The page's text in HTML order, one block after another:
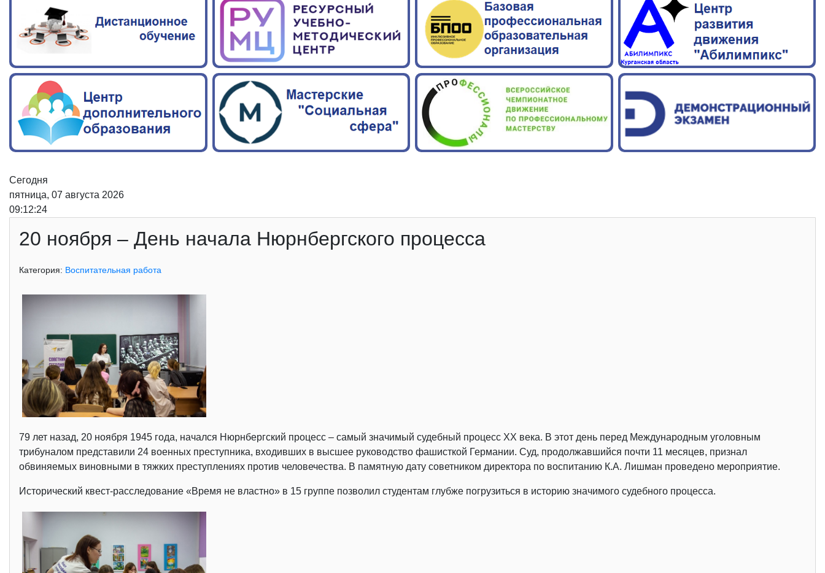
Сегодня
пятница, 07 августа 2026
09:12:25
20 ноября – День начала Нюрнбергского процесса
Категория: Воспитательная работа
79 лет назад, 20 ноября 1945 года, начался Нюрнбергский процесс – самый значимый судебный процесс ХХ века. В этот день перед Международным уголовным
трибуналом представили 24 военных преступника, входивших в высшее руководство фашисткой Германии. Суд, продолжавшийся почти 11 месяцев, признал
обвиняемых виновными в тяжких преступлениях против человечества. В памятную дату советником директора по воспитанию К.А. Лишман проведено мероприятие.
Исторический квест-расследование «Время не властно» в 15 группе позволил студентам глубже погрузиться в историю значимого судебного процесса.